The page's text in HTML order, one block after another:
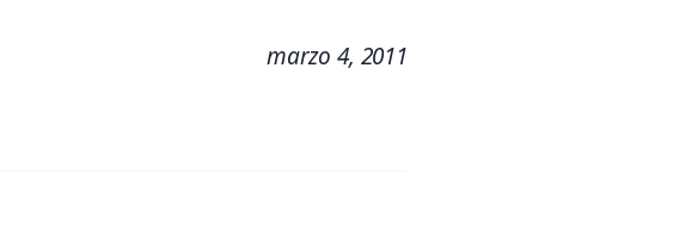
marzo 4, 2011